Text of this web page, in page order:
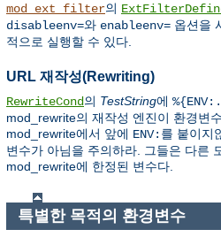
mod_ext_filter의
disableenv=와 enableenv= 옵션을
적으로 실행할 수 있다.
URL 재작성(Rewriting)
RewriteCond의 TestString에
mod_rewrite의 재작성 엔진이 환경변
mod_rewrite에서 앞에 ENV: 를 붙이지
변수가 아님을 주의하라. 그들은 다른
mod_rewrite에 한정된 변수다.
특별한 목적의 환경변수